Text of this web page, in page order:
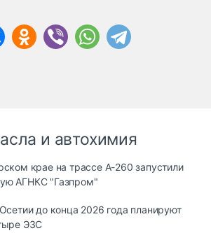
и автохимия
крае на трассе А-260 запустили
АГНКС "Газпром"
до конца 2026 года планируют
ЭЗС